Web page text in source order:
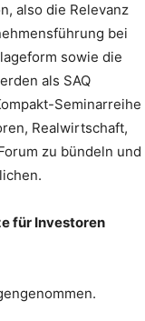
also die Relevanz
bei
sowie die
als SAQ
Seminarreihe
Realwirtschaft,
zu bündeln und
für Investoren